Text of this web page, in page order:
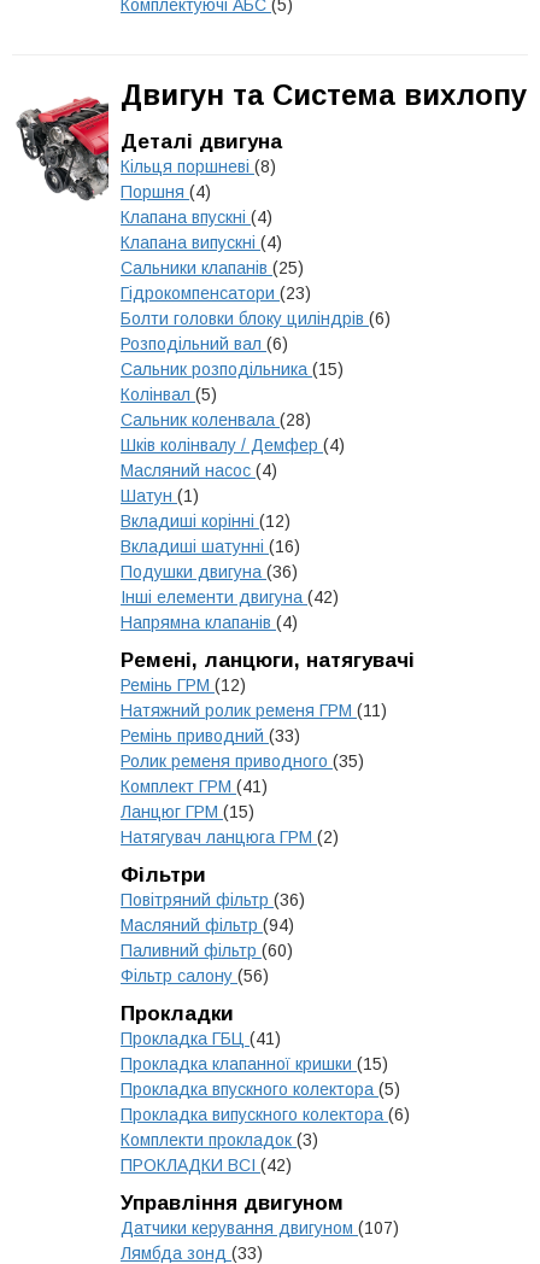
Комплектуючі АБС (5)
Двигун та Система вихлопу
Деталі двигуна
Кільця поршневі (8)
Поршня (4)
Клапана впускні (4)
Клапана випускні (4)
Сальники клапанів (25)
Гідрокомпенсатори (23)
Болти головки блоку циліндрів (6)
Розподільний вал (6)
Сальник розподільника (15)
Колінвал (5)
Сальник коленвала (28)
Шків колінвалу / Демфер (4)
Масляний насос (4)
Шатун (1)
Вкладиші корінні (12)
Вкладиші шатунні (16)
Подушки двигуна (36)
Інші елементи двигуна (42)
Напрямна клапанів (4)
Ремені, ланцюги, натягувачі
Ремінь ГРМ (12)
Натяжний ролик ременя ГРМ (11)
Ремінь приводний (33)
Ролик ременя приводного (35)
Комплект ГРМ (41)
Ланцюг ГРМ (15)
Натягувач ланцюга ГРМ (2)
Фільтри
Повітряний фільтр (36)
Масляний фільтр (94)
Паливний фільтр (60)
Фільтр салону (56)
Прокладки
Прокладка ГБЦ (41)
Прокладка клапанної кришки (15)
Прокладка впускного колектора (5)
Прокладка випускного колектора (6)
Комплекти прокладок (3)
ПРОКЛАДКИ ВСІ (42)
Управління двигуном
Датчики керування двигуном (107)
Лямбда зонд (33)